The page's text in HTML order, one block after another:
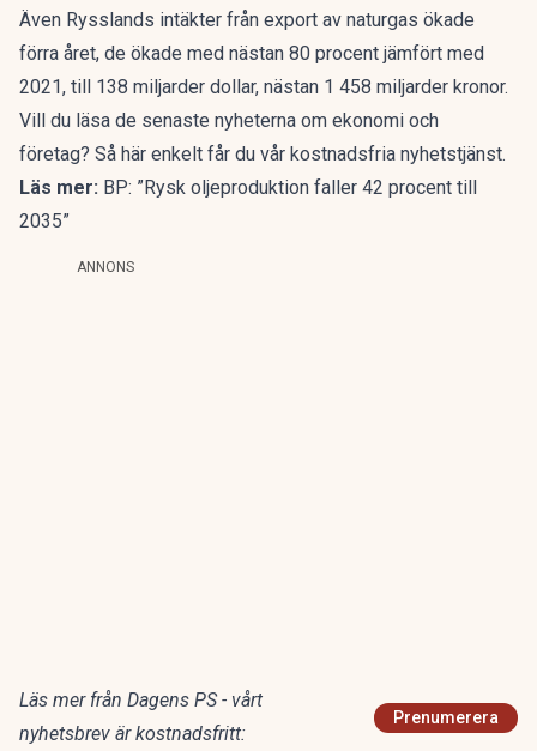
Även Rysslands intäkter från export av naturgas ökade
förra året, de ökade med nästan 80 procent jämfört med
2021, till 138 miljarder dollar, nästan 1 458 miljarder kronor.
Vill du läsa de senaste nyheterna om ekonomi och
företag? Så här enkelt får du vår kostnadsfria nyhetstjänst.
Läs mer: BP: ”Rysk oljeproduktion faller 42 procent till
2035”
ANNONS
Läs mer från Dagens PS - vårt
nyhetsbrev är kostnadsfritt:
Prenumerera